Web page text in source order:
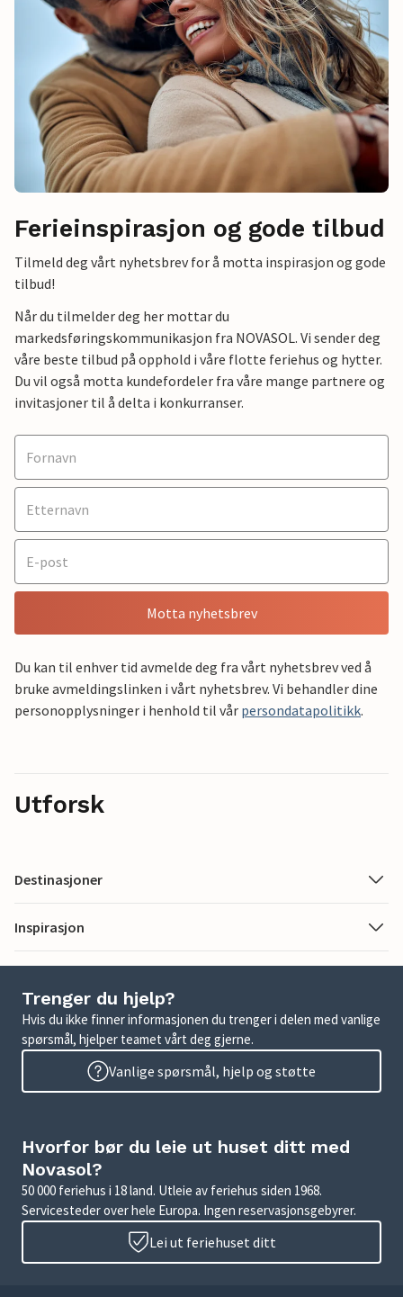
Ferieinspirasjon og gode tilbud
Tilmeld deg vårt nyhetsbrev for å motta inspirasjon og gode
tilbud!
Når du tilmelder deg her mottar du
markedsføringskommunikasjon fra NOVASOL. Vi sender deg
våre beste tilbud på opphold i våre flotte feriehus og hytter.
Du vil også motta kundefordeler fra våre mange partnere og
invitasjoner til å delta i konkurranser.
Motta nyhetsbrev
Du kan til enhver tid avmelde deg fra vårt nyhetsbrev ved å
bruke avmeldingslinken i vårt nyhetsbrev. Vi behandler dine
personopplysninger i henhold til vår persondatapolitikk.
Utforsk
Destinasjoner
Inspirasjon
Trenger du hjelp?
Hvis du ikke finner informasjonen du trenger i delen med vanlige
spørsmål, hjelper teamet vårt deg gjerne.
Vanlige spørsmål, hjelp og støtte
Hvorfor bør du leie ut huset ditt med
Novasol?
50 000 feriehus i 18 land. Utleie av feriehus siden 1968.
Servicesteder over hele Europa. Ingen reservasjonsgebyrer.
Lei ut feriehuset ditt